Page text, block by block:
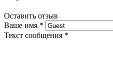
Оставить отзыв
Ваше имя *
Текст сообщения *